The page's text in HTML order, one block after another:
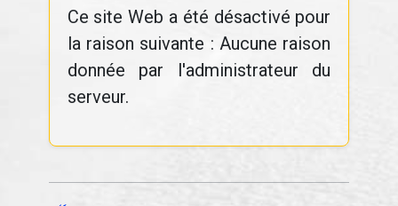
Ce site Web a été désactivé pour
la raison suivante : Aucune raison
donnée par l'administrateur du
serveur.